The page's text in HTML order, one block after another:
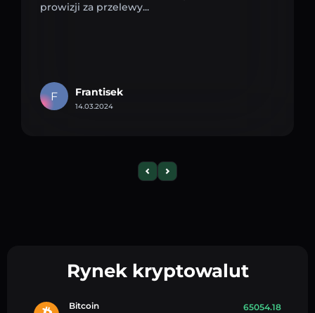
prowizji za przelewy...
F Frantisek
14.03.2024
Rynek kryptowalut
Bitcoin
65054.18